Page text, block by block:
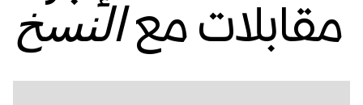
مقابلات معالنسخ